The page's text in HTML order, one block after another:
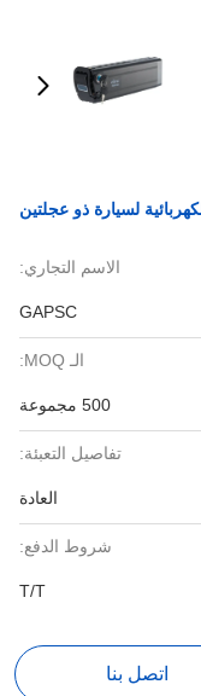
لسيارة ذو عجلتين
الاسم التجاري:
GAPSC
الـ MOQ:
500 مجموعة
تفاصيل التعبئة:
العادة
شروط الدفع:
T/T
اتصل بنا